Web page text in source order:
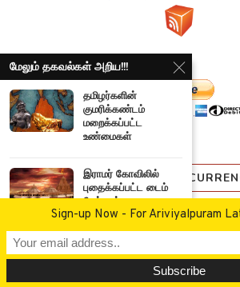
DONATE US VIA BITCOIN
மேலும் தகவல்கள் அறிய!!!
தமிழர்களின்
குமரிக்கண்டம்
மறைக்கப்பட்ட
உண்மைகள்
இராமர் கோவிலில்
புதைக்கப்பட்ட டைம்
கேப்சூல் –...
கொடிய விஷமுள்ள
பாசக்கார தேள்கள் |
Sign-up Now - For Ariviyalpuram